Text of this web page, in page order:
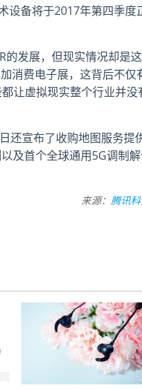
设备将于2017年第四季度
的发展，但现实情况却是这
消费电子展，这背后不仅
让虚拟现实整个行业并没
还宣布了收购地图服务提
及首个全球通用5G调制
来源： 腾讯